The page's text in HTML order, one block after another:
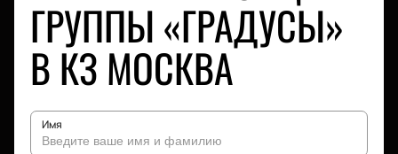
ГРУППЫ «ГРАДУСЫ»
В КЗ МОСКВА
Имя